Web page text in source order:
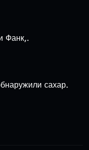
Фанк,.
сахар.